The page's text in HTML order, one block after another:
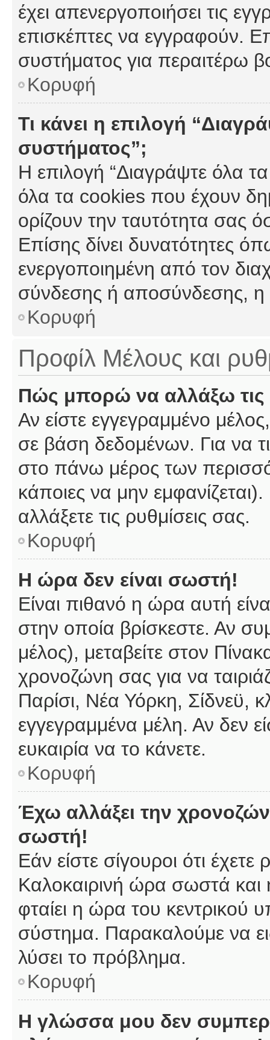
έχει απενεργοποιήσει τις
επισκέπτες να εγγραφούν.
συστήματος για περαιτέρω
Κορυφή
Τι κάνει η επιλογή
συστήματος”;
Η επιλογή “Διαγράψτε όλα
όλα τα cookies που έχουν
ορίζουν την ταυτότητα σας
Επίσης δίνει δυνατότητες
ενεργοποιημένη από τον
σύνδεσης ή αποσύνδεσης, η
Κορυφή
Προφίλ Μέλους και
Πώς μπορώ να αλλάξω τις
Αν είστε εγγεγραμμένο
σε βάση δεδομένων. Για να
στο πάνω μέρος των
κάποιες να μην
αλλάξετε τις ρυθμίσεις σας.
Κορυφή
Η ώρα δεν είναι σωστή!
Είναι πιθανό η ώρα αυτή
στην οποία βρίσκεστε. Αν
μέλος), μεταβείτε στον
χρονοζώνη σας για να
Παρίσι, Νέα Υόρκη, Σίδνεϋ,
εγγεγραμμένα μέλη. Αν δεν
ευκαιρία να το κάνετε.
Κορυφή
Έχω αλλάξει την
σωστή!
Εάν είστε σίγουροι ότι
Καλοκαιρινή ώρα σωστά και
φταίει η ώρα του κεντρικού
σύστημα. Παρακαλούμε να
λύσει το πρόβλημα.
Κορυφή
Η γλώσσα μου δεν